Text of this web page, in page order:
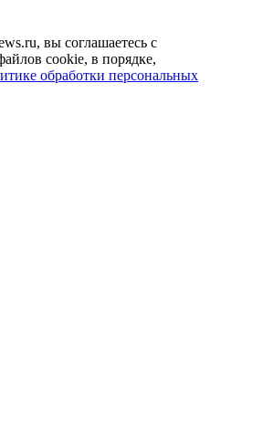
вы соглашаетесь с
cookie, в порядке,
обработки персональных